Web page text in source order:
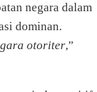
negara dalam
dominan.
otoriter,”